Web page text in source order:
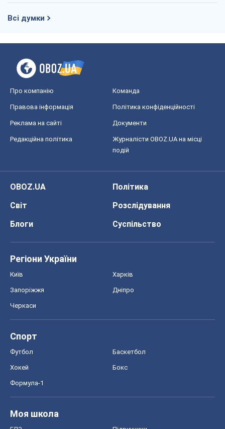
Всі думки
Про компанію Команда
Правова інформація Політика конфіденційності
Реклама на сайті Документи
Редакційна політика
Журналісти OBOZ.UA на місці
подій
OBOZ.UA
Політика
Світ
Розслідування
Блоги
Суспільство
Регіони України
Київ Харків
Запоріжжя Дніпро
Черкаси
Спорт
Футбол Баскетбол
Хокей Бокс
Формула-1
Моя школа